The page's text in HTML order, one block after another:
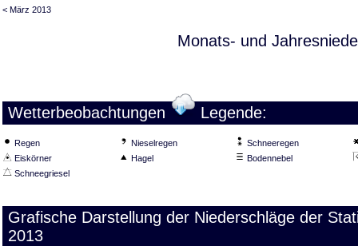
< März 2013
Monats- und
Wetterbeobachtungen Legende:
Regen Nieselregen
Schneeregen
Eiskörner
Hagel
Bodennebel
Schneegriesel
Grafische Darstellung der Niederschläge der
2013